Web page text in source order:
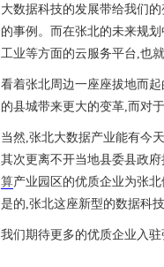
大数据科技的发展带给我们
的事例。而在张北的未来规
工业等方面的云服务平台,也就
看着张北周边一座座拔地而
的县城带来更大的变革,而对
当然,张北大数据产业能有今
其次更离不开当地县委县政
算产业园区的优质企业为张
是的,张北这座新型的数据科
我们期待更多的优质企业入